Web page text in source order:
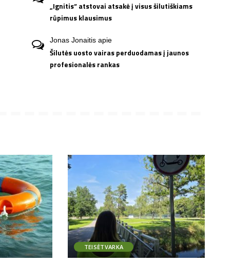
„Ignitis“ atstovai atsakė į visus šilutiškiams
rūpimus klausimus
Jonas Jonaitis apie
Šilutės uosto vairas perduodamas į jaunos
profesionalės rankas
TEISĖTVARKA